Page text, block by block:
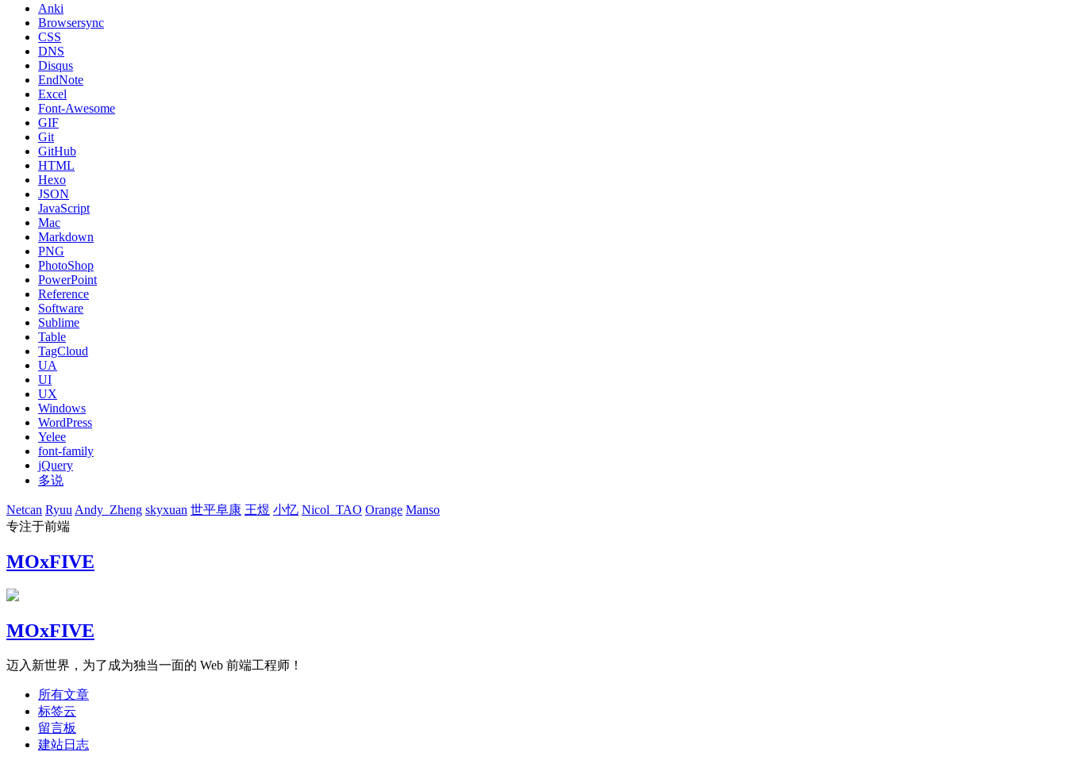
Anki
Browsersync
CSS
DNS
Disqus
EndNote
Excel
Font-Awesome
GIF
Git
GitHub
HTML
Hexo
JSON
JavaScript
Mac
Markdown
PNG
PhotoShop
PowerPoint
Reference
Software
Sublime
Table
TagCloud
UA
UI
UX
Windows
WordPress
Yelee
font-family
jQuery
多说
Netcan Ryuu Andy_Zheng skyxuan 世平阜康 王煜 小忆 Nicol_TAO Orange Manso
专注于前端
MOxFIVE
MOxFIVE
迈入新世界，为了成为独当一面的 Web 前端工程师！
所有文章
标签云
留言板
建站日志